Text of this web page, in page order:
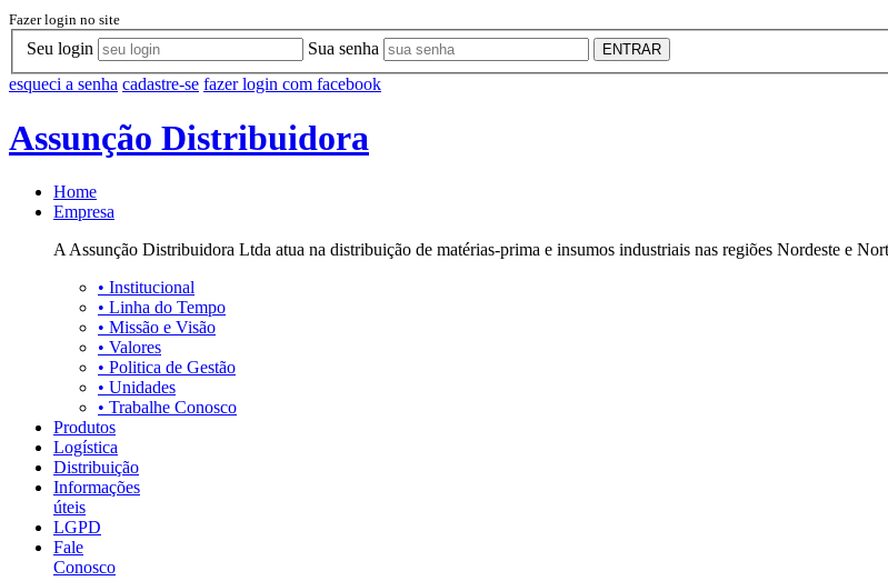
Fazer login no site
Seu login Sua senha ENTRAR
esqueci a senha cadastre-se fazer login com facebook
Assunção Distribuidora
Home
Empresa
A Assunção Distribuidora Ltda atua na distribuição de matérias-prima e insumos industriais nas regiões Nordeste e
• Institucional
• Linha do Tempo
• Missão e Visão
• Valores
• Politica de Gestão
• Unidades
• Trabalhe Conosco
Produtos
Logística
Distribuição
Informações
úteis
LGPD
Fale
Conosco